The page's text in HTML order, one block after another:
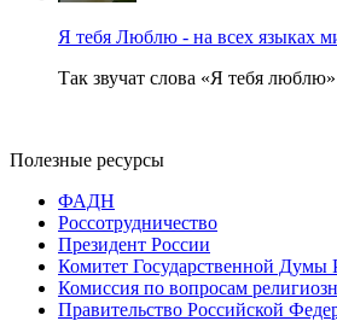
Я тебя Люблю - на всех языках
Так звучат слова «Я тебя
Полезные ресурсы
ФАДН
Россотрудничество
Президент России
Комитет Государственной Думы
Комиссия по вопросам
Правительство Российской